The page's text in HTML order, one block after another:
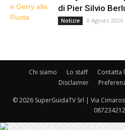
di Pier Silvio
Notizie 8 Agosto 2026
Chi siamo Lo staff Contatta
Disclaimer
© 2026 SuperGuidaTV Srl | Via